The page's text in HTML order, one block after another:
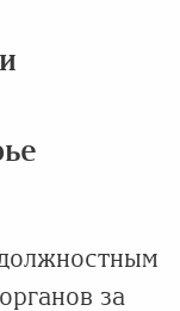
за